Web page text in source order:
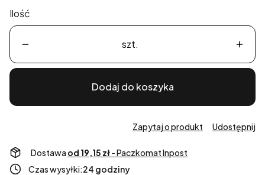
Ilość
szt.
Dodaj do koszyka
Zapytaj o produkt Udostępnij
Dostawa od 19,15 zł- Paczkomat Inpost
Czas wysyłki:24 godziny